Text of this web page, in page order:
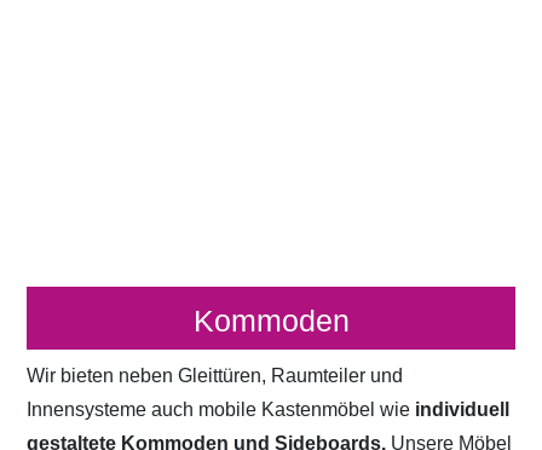
Kommoden
Wir bieten neben Gleittüren, Raumteiler und
Innensysteme auch mobile Kastenmöbel wie individuell
gestaltete Kommoden und Sideboards. Unsere Möbel